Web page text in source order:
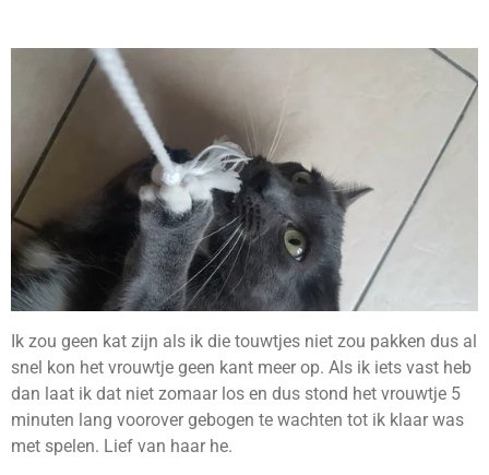
Ik zou geen kat zijn als ik die touwtjes niet zou pakken dus al
snel kon het vrouwtje geen kant meer op. Als ik iets vast heb
dan laat ik dat niet zomaar los en dus stond het vrouwtje 5
minuten lang voorover gebogen te wachten tot ik klaar was
met spelen. Lief van haar he.